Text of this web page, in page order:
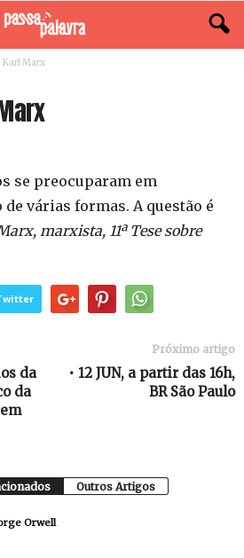
Marx
se preocuparam em
várias formas. A questão é
marxista, 11ª Tese sobre
da
da
Próximo artigo
• 12 JUN, a partir das 16h,
BR São Paulo
Outros Artigos
Orwell